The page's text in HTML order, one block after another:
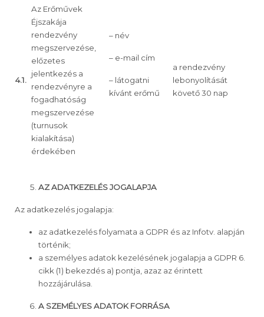
4.1.
Az Erőművek
Éjszakája
rendezvény
megszervezése,
előzetes
jelentkezés a
rendezvényre a
fogadhatóság
megszervezése
(turnusok
kialakítása)
érdekében
– név
– e-mail cím
– látogatni
kívánt erőmű
a rendezvény
lebonyolítását
követő 30 nap
AZ ADATKEZELÉS JOGALAPJA
Az adatkezelés jogalapja:
az adatkezelés folyamata a GDPR és az Infotv. alapján
történik;
a személyes adatok kezelésének jogalapja a GDPR 6.
cikk (1) bekezdés a) pontja, azaz az érintett
hozzájárulása.
A SZEMÉLYES ADATOK FORRÁSA